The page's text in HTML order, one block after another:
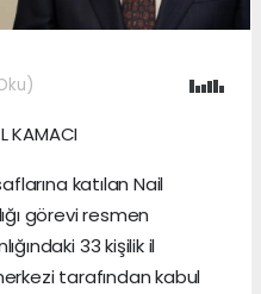
KAMACI
katılan Nail
görevi resmen
33 kişilik il
tarafından kabul